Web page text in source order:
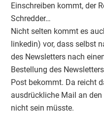
Einschreiben kommt, der
Schredder…
Nicht selten kommt es
linkedin) vor, dass selbst
des Newsletters nach
Bestellung des
Post bekommt. Da reicht
ausdrückliche Mail an
nicht sein müsste.